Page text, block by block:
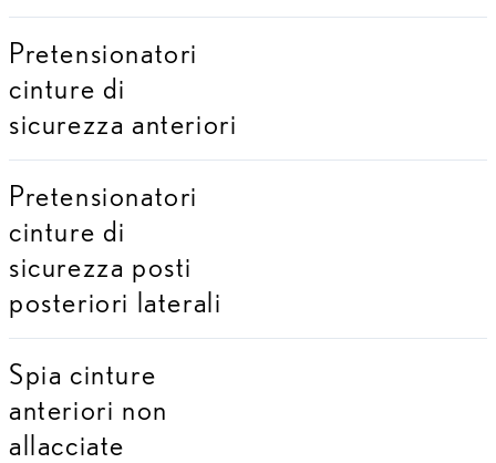
Pretensionatori
cinture di
sicurezza anteriori
Pretensionatori
cinture di
sicurezza posti
posteriori laterali
Spia cinture
anteriori non
allacciate